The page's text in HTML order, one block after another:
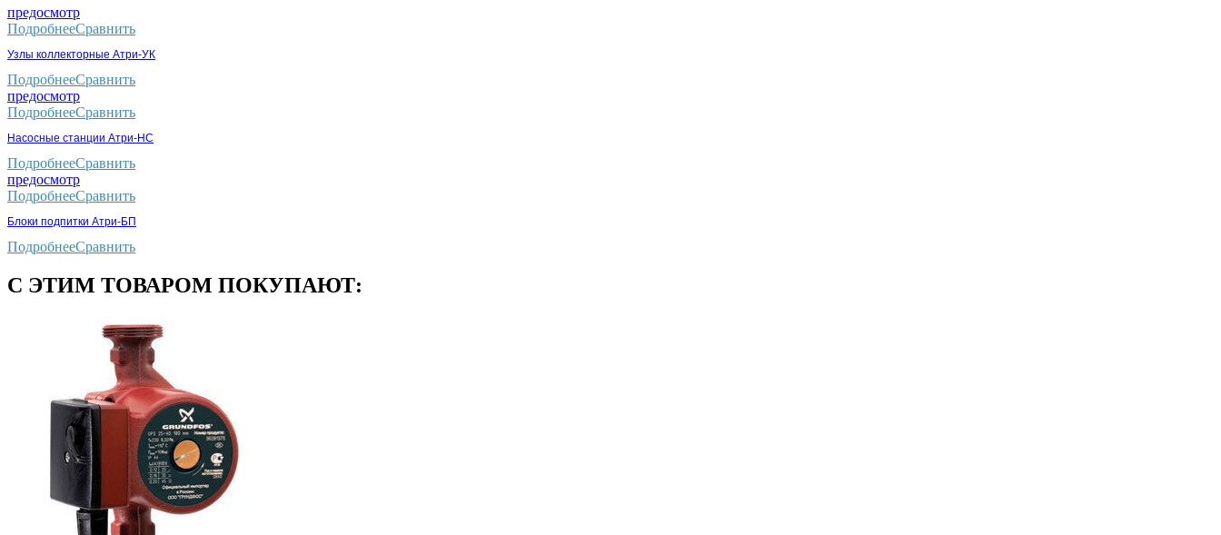
предосмотр
ПодробнееСравнить
Узлы коллекторные Атри-УК
ПодробнееСравнить
предосмотр
ПодробнееСравнить
Насосные станции Атри-НС
ПодробнееСравнить
предосмотр
ПодробнееСравнить
Блоки подпитки Атри-БП
ПодробнееСравнить
С ЭТИМ ТОВАРОМ ПОКУПАЮТ: